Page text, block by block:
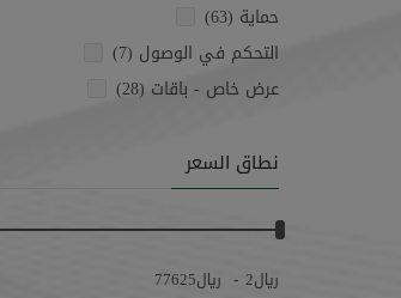
حماية (63)
التحكم في الوصول (7)
عرض خاص - باقات (28)
نطاق السعر
﷼2
- ﷼77625